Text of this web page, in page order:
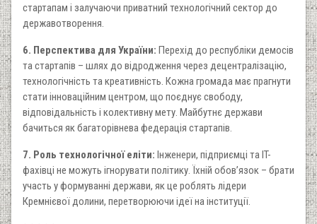
стартапам і залучаючи приватний технологічний сектор до
державотворення.
6. Перспектива для України: Перехід до республіки демосів
та стартапів – шлях до відродження через децентралізацію,
технологічність та креативність. Кожна громада має прагнути
стати інноваційним центром, що поєднує свободу,
відповідальність і колективну мету. Майбутнє держави
бачиться як багаторівнева федерація стартапів.
7. Роль технологічної еліти: Інженери, підприємці та IT-
фахівці не можуть ігнорувати політику. Їхній обов’язок – брати
участь у формуванні держави, як це роблять лідери
Кремнієвої долини, перетворюючи ідеї на інституції.